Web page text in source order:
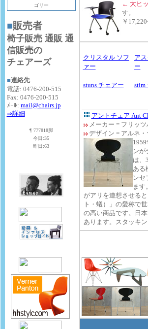
ゴリー
■販売者
椅子販売 通販 通
信販売の
チェアーズ
■連絡先
電話: 0476-200-515
Fax: 0476-200-515
ﾒｰﾙ: mail@chairs.jp
⇒詳細
¶ 777818脚
今日:35
昨日:63
← 大ヒ
す。
￥
クリスタル ソフ
ァー
ア
ー
stuns チェアー stim
アントチェア Ant
メーカー = フリッ
デザイン = アルネ
ンが
は、
ある
ンセ
ます
がアリを連想させる
ト・蟻）」の愛称で
の高い商品です。日
あります。スタッキ